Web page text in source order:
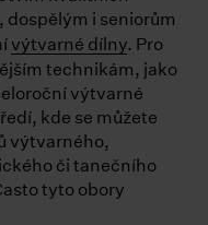
i seniorům
výtvarné dílny. Pro
technikám, jako
výtvarné
kde se můžete
výtvarného,
či tanečního
tyto obory